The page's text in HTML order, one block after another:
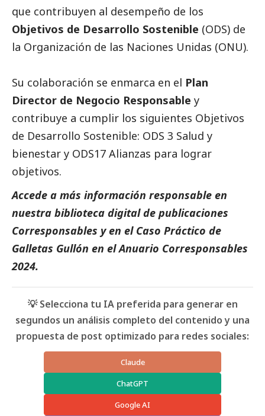
que contribuyen al desempeño de los
Objetivos de Desarrollo Sostenible (ODS) de
la Organización de las Naciones Unidas (ONU).
Su colaboración se enmarca en el Plan
Director de Negocio Responsable y
contribuye a cumplir los siguientes Objetivos
de Desarrollo Sostenible: ODS 3 Salud y
bienestar y ODS17 Alianzas para lograr
objetivos.
Accede a más información responsable en
nuestra biblioteca digital de publicaciones
Corresponsables y en el Caso Práctico de
Galletas Gullón en elAnuario Corresponsables
2024.
💡 Selecciona tu IA preferida para generar en
segundos un análisis completo del contenido y una
propuesta de post optimizado para redes sociales:
Claude
ChatGPT
Google AI